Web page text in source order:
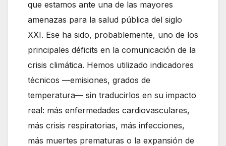
que estamos ante una de las mayores
amenazas para la salud pública del siglo
XXI. Ese ha sido, probablemente, uno de los
principales déficits en la comunicación de la
crisis climática. Hemos utilizado indicadores
técnicos —emisiones, grados de
temperatura— sin traducirlos en su impacto
real: más enfermedades cardiovasculares,
más crisis respiratorias, más infecciones,
más muertes prematuras o la expansión de